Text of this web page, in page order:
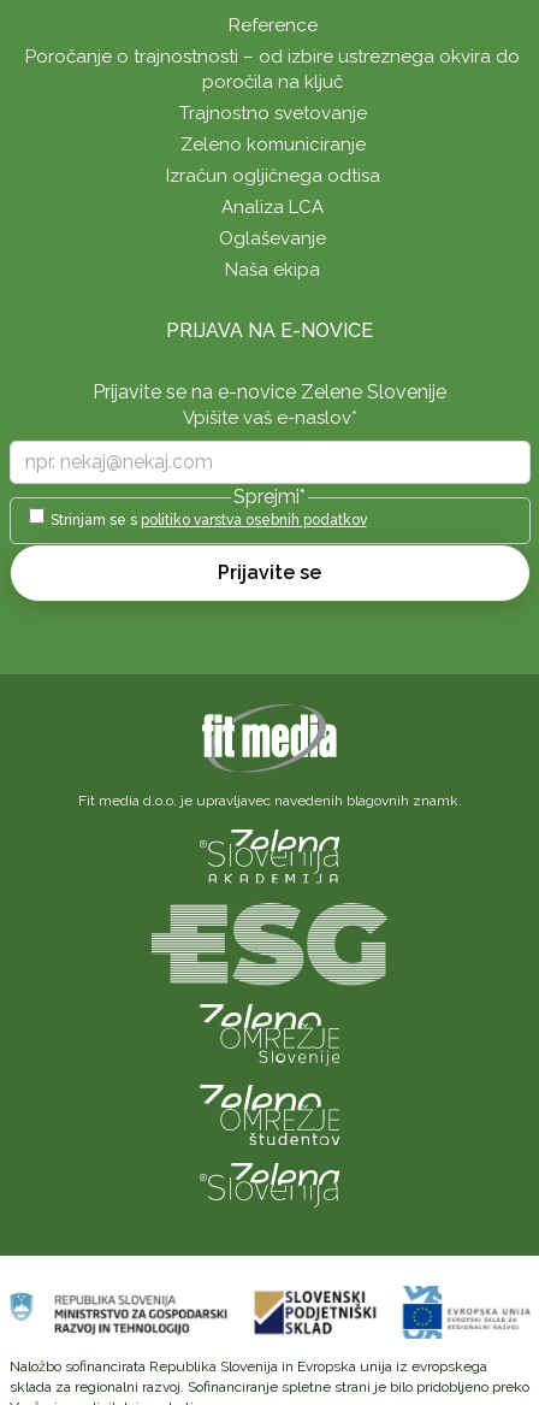
Reference
Poročanje o trajnostnosti – od izbire ustreznega okvira do
poročila na ključ
Trajnostno svetovanje
Zeleno komuniciranje
Izračun ogljičnega odtisa
Analiza LCA
Oglaševanje
Naša ekipa
PRIJAVA NA E-NOVICE
Prijavite se na e-novice Zelene Slovenije
Vpišite vaš e-naslov*
Sprejmi*
Strinjam se s politiko varstva osebnih podatkov
Prijavite se
Fit media d.o.o. je upravljavec navedenih blagovnih znamk.
Naložbo sofinancirata Republika Slovenija in Evropska unija iz evropskega
sklada za regionalni razvoj. Sofinanciranje spletne strani je bilo pridobljeno preko